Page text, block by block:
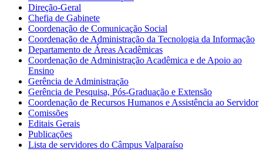
Direção-Geral
Chefia de Gabinete
Coordenação de Comunicação Social
Coordenação de Administração da Tecnologia da Informação
Departamento de Áreas Acadêmicas
Coordenação de Administração Acadêmica e de Apoio ao
Ensino
Gerência de Administração
Gerência de Pesquisa, Pós-Graduação e Extensão
Coordenação de Recursos Humanos e Assistência ao Servidor
Comissões
Editais Gerais
Publicações
Lista de servidores do Câmpus Valparaíso